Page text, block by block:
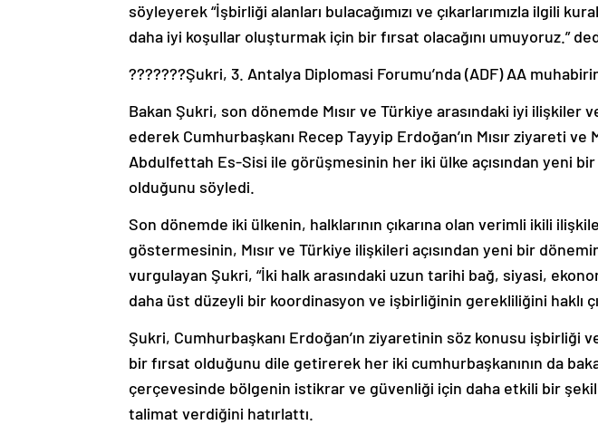
söyleyerek “İşbirliği alanları bulacağımızı ve çıkarlarımızla ilgili
daha iyi koşullar oluşturmak için bir fırsat olacağını umuyoruz.”
???????Şukri, 3. Antalya Diplomasi Forumu’nda (ADF) AA
Bakan Şukri, son dönemde Mısır ve Türkiye arasındaki iyi ilişkiler
ederek Cumhurbaşkanı Recep Tayyip Erdoğan’ın Mısır ziyareti ve
Abdulfettah Es-Sisi ile görüşmesinin her iki ülke açısından yeni bir
olduğunu söyledi.
Son dönemde iki ülkenin, halklarının çıkarına olan verimli ikili
göstermesinin, Mısır ve Türkiye ilişkileri açısından yeni bir
vurgulayan Şukri, “İki halk arasındaki uzun tarihi bağ, siyasi,
daha üst düzeyli bir koordinasyon ve işbirliğinin gerekliliğini haklı
Şukri, Cumhurbaşkanı Erdoğan’ın ziyaretinin söz konusu işbirliği
bir fırsat olduğunu dile getirerek her iki cumhurbaşkanının da
çerçevesinde bölgenin istikrar ve güvenliği için daha etkili bir
talimat verdiğini hatırlattı.